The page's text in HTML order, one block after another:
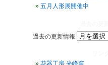
五月人形展開催中
過去の更新情報
花器工房 光峰窯